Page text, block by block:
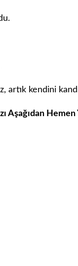
artık kendini
Aşağıdan